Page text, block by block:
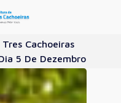
Tres Cachoeiras
5 De Dezembro